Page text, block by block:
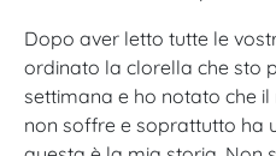
Dopo aver letto tutte le
ordinato la clorella che sto
settimana e ho notato che il
non soffre e soprattutto ha